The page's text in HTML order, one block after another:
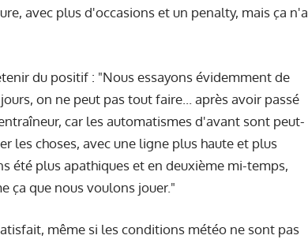
avec plus d'occasions et un penalty, mais ça n'a
du positif : "Nous essayons évidemment de
on ne peut pas tout faire... après avoir passé
car les automatismes d'avant sont peut-
les choses, avec une ligne plus haute et plus
été plus apathiques et en deuxième mi-temps,
ça que nous voulons jouer."
même si les conditions météo ne sont pas